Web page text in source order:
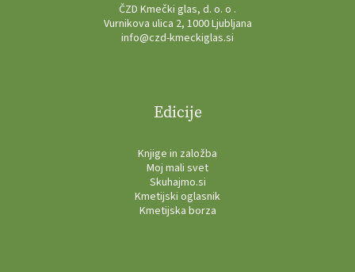
ČZD Kmečki glas, d. o. o .
Vurnikova ulica 2, 1000 Ljubljana
info@czd-kmeckiglas.si
Edicije
Knjige in založba
Moj mali svet
Skuhajmo.si
Kmetijski oglasnik
Kmetijska borza